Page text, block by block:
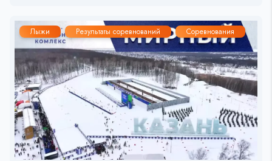
Лыжи Результаты соревнований Соревнования